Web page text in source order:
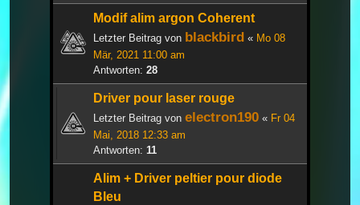
Modif alim argon Coherent
Letzter Beitrag von blackbird « Mo 08
Mär, 2021 11:00 am
Antworten: 28
Driver pour laser rouge
Letzter Beitrag von electron190 « Fr 04
Mai, 2018 12:33 am
Antworten: 11
Alim + Driver peltier pour diode
Bleu